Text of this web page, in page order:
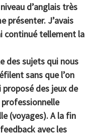
d’anglais très
présenter. J’avais
continué tellement la
des sujets qui nous
sans que l’on
proposé des jeux de
(voyages). A la fin
avec les